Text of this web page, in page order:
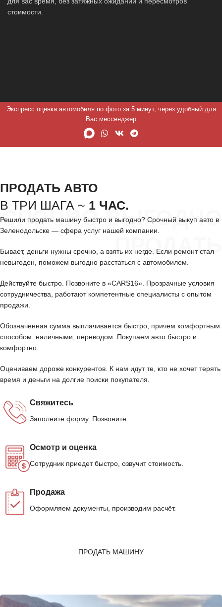
стоимости.
Экспресс оценка автомобиля по фото за 5 минут, через удобный для
Вас мессенджер
СРОЧНО ВЫГОДНО
ПРОДАТЬ
ПРОДАТЬ АВТО
В ТРИ ШАГА ~ 1 ЧАС.
Решили продать машину быстро и выгодно? Срочный выкуп авто в
Зеленодольске — сфера услуг нашей компании.
Бывает, деньги нужны срочно, а взять их негде. Если ремонт стал
невыгоден, поможем выгодно расстаться с автомобилем.
Действуйте быстро. Позвоните в «CARS16». Прозрачные условия
сотрудничества, работают компетентные специалисты с опытом
продажи.
Обозначенная сумма выплачивается быстро, причем комфортным
способом: наличными, переводом. Покупаем авто быстро и
комфортно.
Оцениваем дороже конкурентов. К нам идут те, кто не хочет терять
время и деньги на долгие поиски покупателя.
Свяжитесь
Заполните форму. Позвоните.
Осмотр и оценка
Сотрудник приедет быстро, озвучит стоимость.
Продажа
Оформляем документы, производим расчёт.
ПРОДАТЬ МАШИНУ